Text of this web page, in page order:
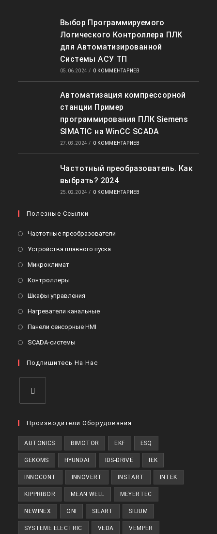
Выбор Программируемого
Логического Контроллера ПЛК
для Автоматизированной
Системы АСУ ТП
05.06.2024 / 0 КОММЕНТАРИЕВ
Автоматизация компрессорной
станции Пример
программирования ПЛК Siemens
SIMATIC на WinCC SCADA
27.03.2024 / 0 КОММЕНТАРИЕВ
Частотный преобразователь. Как
выбрать? 2024
25.02.2024 / 0 КОММЕНТАРИЕВ
Полезные Ссылки
Частотные преобразователи
Устройства плавного пуска
МикроклиматОткроется
вкладке
Контроллеры
вкладке
Шкафы управления
вкладке
Нагреватели канальныеОткроется
Панели сенсорные HMI
вкладке
SCADA-системы
новой
Подпишитесь На Нас
в
вкладке
Производители Оборудования
AUTONICS BIMOTOR EKF ESQ
GEKOMS HYUNDAI IDS-DRIVE IEK
INNOCONT INNOVERT INSTART INTEK
KIPPRIBOR MEAN WELL MEYERTEC
NEWINEX ONI SILART SILIUM
SYSTEME ELECTRIC VEDA VEMPER